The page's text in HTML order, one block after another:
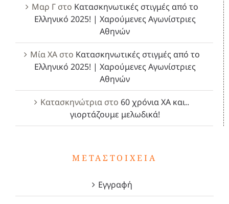
Μαρ Γστο Κατασκηνωτικές στιγμές από το
Ελληνικό 2025! | Χαρούμενες Αγωνίστριες
Αθηνών
Μία ΧΑστο Κατασκηνωτικές στιγμές από το
Ελληνικό 2025! | Χαρούμενες Αγωνίστριες
Αθηνών
Κατασκηνώτρια στο 60 χρόνια ΧΑ και..
γιορτάζουμε μελωδικά!
ΜΕΤΑΣΤΟΙΧΕΊΑ
Εγγραφή